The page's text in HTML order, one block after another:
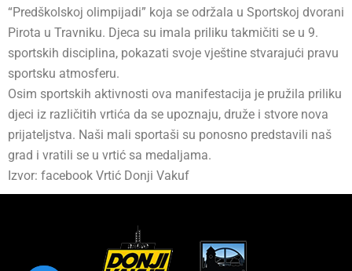
“Predškolskoj olimpijadi” koja se održala u Sportskoj dvorani
Pirota u Travniku. Djeca su imala priliku takmičiti se u 9.
sportskih disciplina, pokazati svoje vještine stvarajući pravu
sportsku atmosferu.
Osim sportskih aktivnosti ova manifestacija je pružila priliku
djeci iz različitih vrtića da se upoznaju, druže i stvore nova
prijateljstva. Naši mali sportaši su ponosno predstavili naš
grad i vratili se u vrtić sa medaljama.
Izvor: facebook Vrtić Donji Vakuf